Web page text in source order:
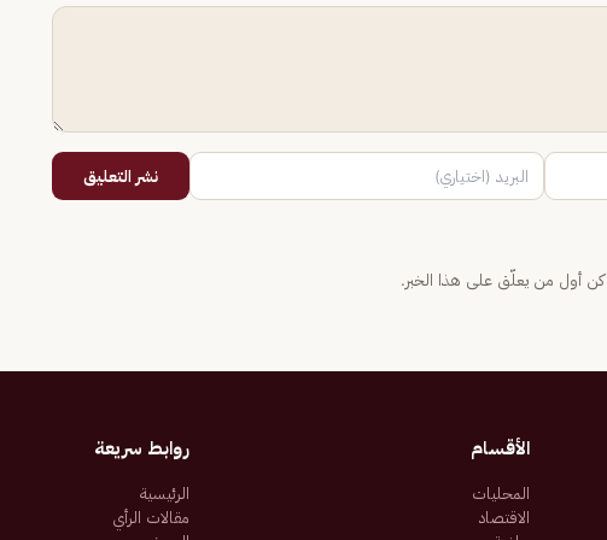
نشر التعليق
كن أول من يعلّق على هذا الخبر.
الأقسام
المحليات
الاقتصاد
روابط سريعة
الرئيسية
مقالات الرأي